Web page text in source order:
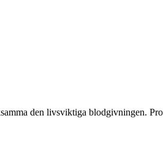
den livsviktiga blodgivningen.